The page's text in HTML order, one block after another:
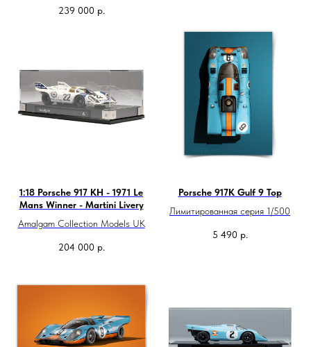
239 000 р.
1:18 Porsche 917 KH - 1971 Le
Mans Winner - Martini Livery
Amalgam Collection Models UK
204 000 р.
Porsche 917K Gulf 9 Top
Лимитированная серия 1/500
5 490 р.